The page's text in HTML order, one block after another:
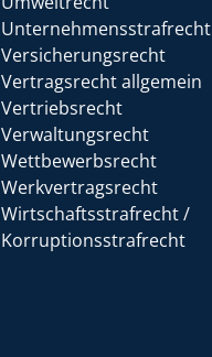
Unternehmensstrafrecht
Versicherungsrecht
Vertragsrecht allgemein
Vertriebsrecht
Verwaltungsrecht
Wettbewerbsrecht
Werkvertragsrecht
Wirtschaftsstrafrecht /
Korruptionsstrafrecht